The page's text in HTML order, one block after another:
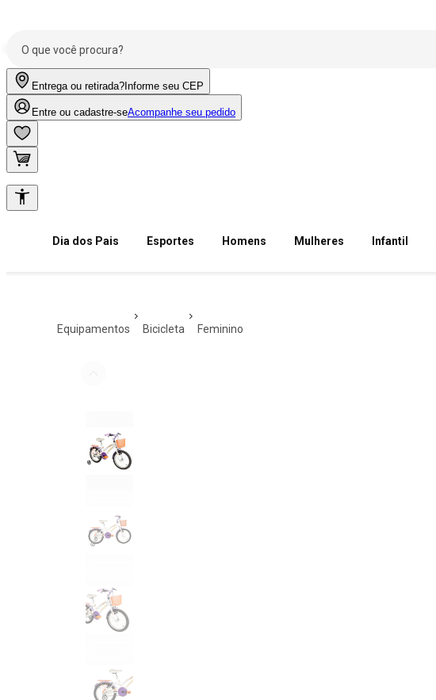
Entrega ou retirada? Informe seu CEP
Entre ou cadastre-seAcompanhe seu pedido
Dia dos Pais Esportes Homens Mulheres Infantil
equipamentos bicicleta feminino